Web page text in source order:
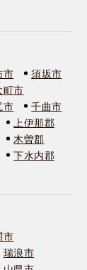
市
須坂市
町市
市
千曲市
上伊那郡
木曽郡
下水内郡
市
瑞浪市